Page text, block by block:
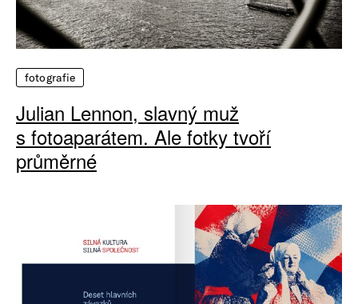
fotografie
Julian Lennon, slavný muž
s fotoaparátem. Ale fotky tvoří
průměrné